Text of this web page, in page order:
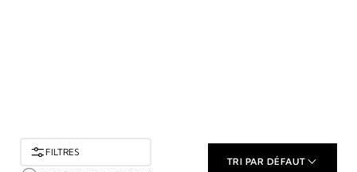
FILTRES
TRI PAR DÉFAUT